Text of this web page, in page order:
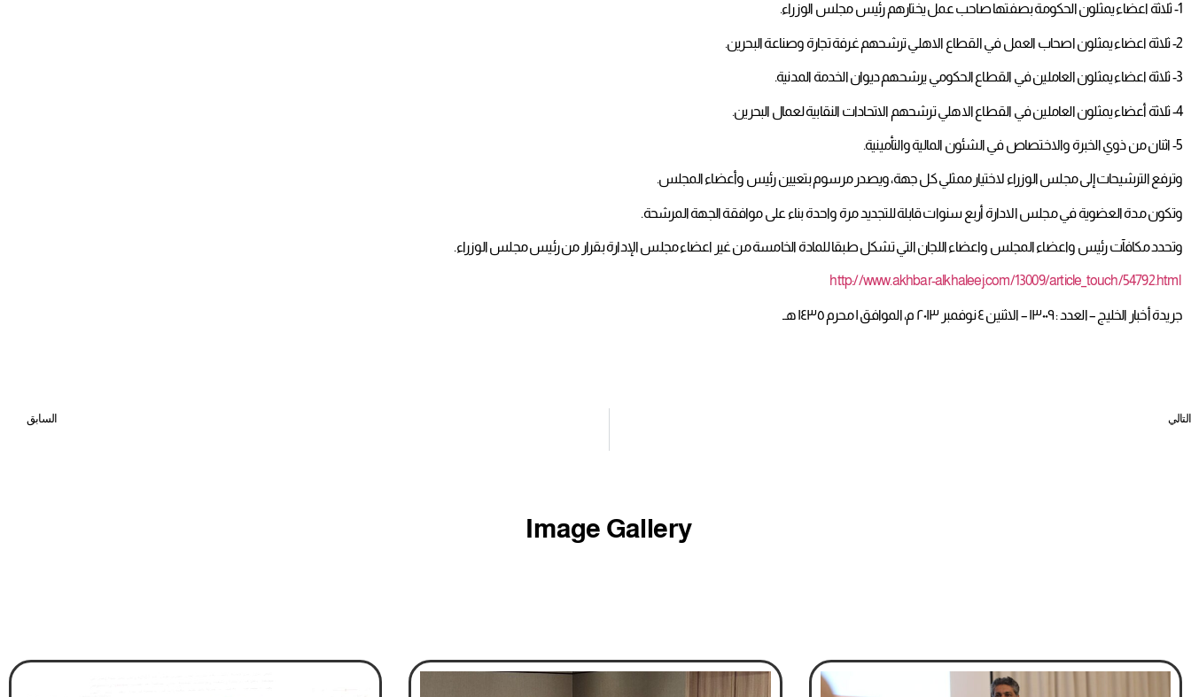
1- ثلاثة اعضاء يمثلون الحكومة بصفتها صاحب عمل يختارهم رئيس مجلس الوزراء.
2- ثلاثة اعضاء يمثلون اصحاب العمل في القطاع الاهلي ترشحهم غرفة تجارة وصناعة البحرين.
3- ثلاثة اعضاء يمثلون العاملين في القطاع الحكومي يرشحهم ديوان الخدمة المدنية.
4- ثلاثة أعضاء يمثلون العاملين في القطاع الاهلي ترشحهم الاتحادات النقابية لعمال البحرين.
5- اثنان من ذوي الخبرة والاختصاص في الشئون المالية والتأمينية.
وترفع الترشيحات إلى مجلس الوزراء لاختيار ممثلي كل جهة، ويصدر مرسوم بتعيين رئيس وأعضاء المجلس.
وتكون مدة العضوية في مجلس الادارة أربع سنوات قابلة للتجديد مرة واحدة بناء على موافقة الجهة المرشحة.
وتحدد مكافآت رئيس واعضاء المجلس واعضاء اللجان التي تشكل طبقا للمادة الخامسة من غير اعضاء مجلس الإدارة بقرار من رئيس مجلس الوزراء.
http://www.akhbar-alkhaleej.com/13009/article_touch/54792.html
جريدة أخبار الخليج – العدد : ١٣٠٠٩ – الاثنين ٤ نوفمبر ٢٠١٣ م، الموافق ١ محرم ١٤٣٥ هـ
السابق التالي
Image Gallery